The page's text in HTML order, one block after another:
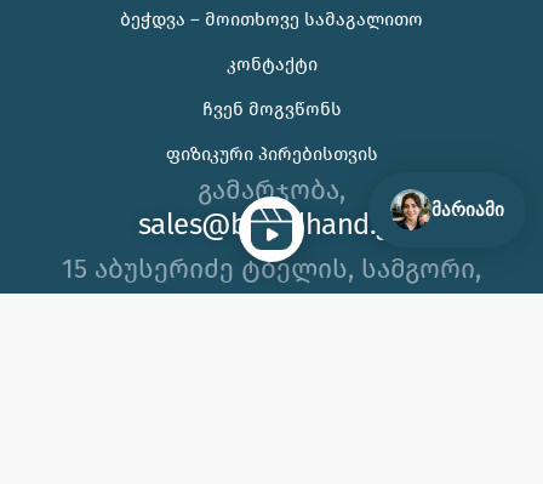
ᲑᲔᲭᲓᲕᲐ – ᲛᲝᲘᲗᲮᲝᲕᲔ ᲡᲐᲛᲐᲒᲐᲚᲘᲗᲝ
ᲙᲝᲜᲢᲐᲥᲢᲘ
ᲩᲕᲔᲜ ᲛᲝᲒᲕᲬᲝᲜᲡ
ᲤᲘᲖᲘᲙᲣᲠᲘ ᲞᲘᲠᲔᲑᲘᲡᲗᲕᲘᲡ
გამარჯობა,
sales@brandhand.ge
15 აბუსერიძე ტბელის, სამგორი,
მარიამი
🌊 უჰ, ამ ცხელ ზაფხულს თუ კორპორატიული
საჩუქრის ან ბრენდირებული პროდუქტის შერჩევაში